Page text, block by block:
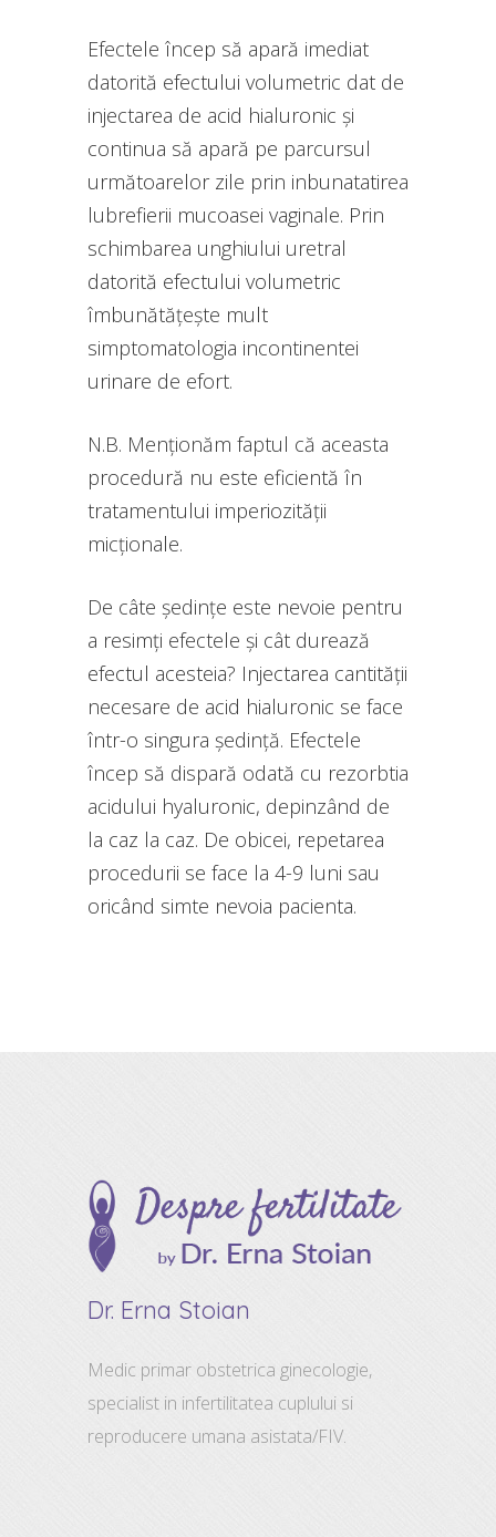
Efectele încep să apară imediat
datorită efectului volumetric dat de
injectarea de acid hialuronic și
continua să apară pe parcursul
următoarelor zile prin inbunatatirea
lubrefierii mucoasei vaginale. Prin
schimbarea unghiului uretral
datorită efectului volumetric
îmbunătățește mult
simptomatologia incontinentei
urinare de efort.
N.B. Menționăm faptul că aceasta
procedură nu este eficientă în
tratamentului imperiozității
micționale.
De câte ședințe este nevoie pentru
a resimți efectele și cât durează
efectul acesteia? Injectarea cantității
necesare de acid hialuronic se face
într-o singura ședință. Efectele
încep să dispară odată cu rezorbtia
acidului hyaluronic, depinzând de
la caz la caz. De obicei, repetarea
procedurii se face la 4-9 luni sau
oricând simte nevoia pacienta.
Dr. Erna Stoian
Medic primar obstetrica ginecologie,
specialist in infertilitatea cuplului si
reproducere umana asistata/FIV.